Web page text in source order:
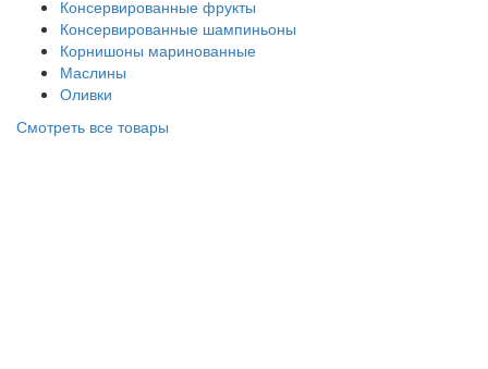
Консервированные фрукты
Консервированные шампиньоны
Корнишоны маринованные
Маслины
Оливки
Смотреть все товары